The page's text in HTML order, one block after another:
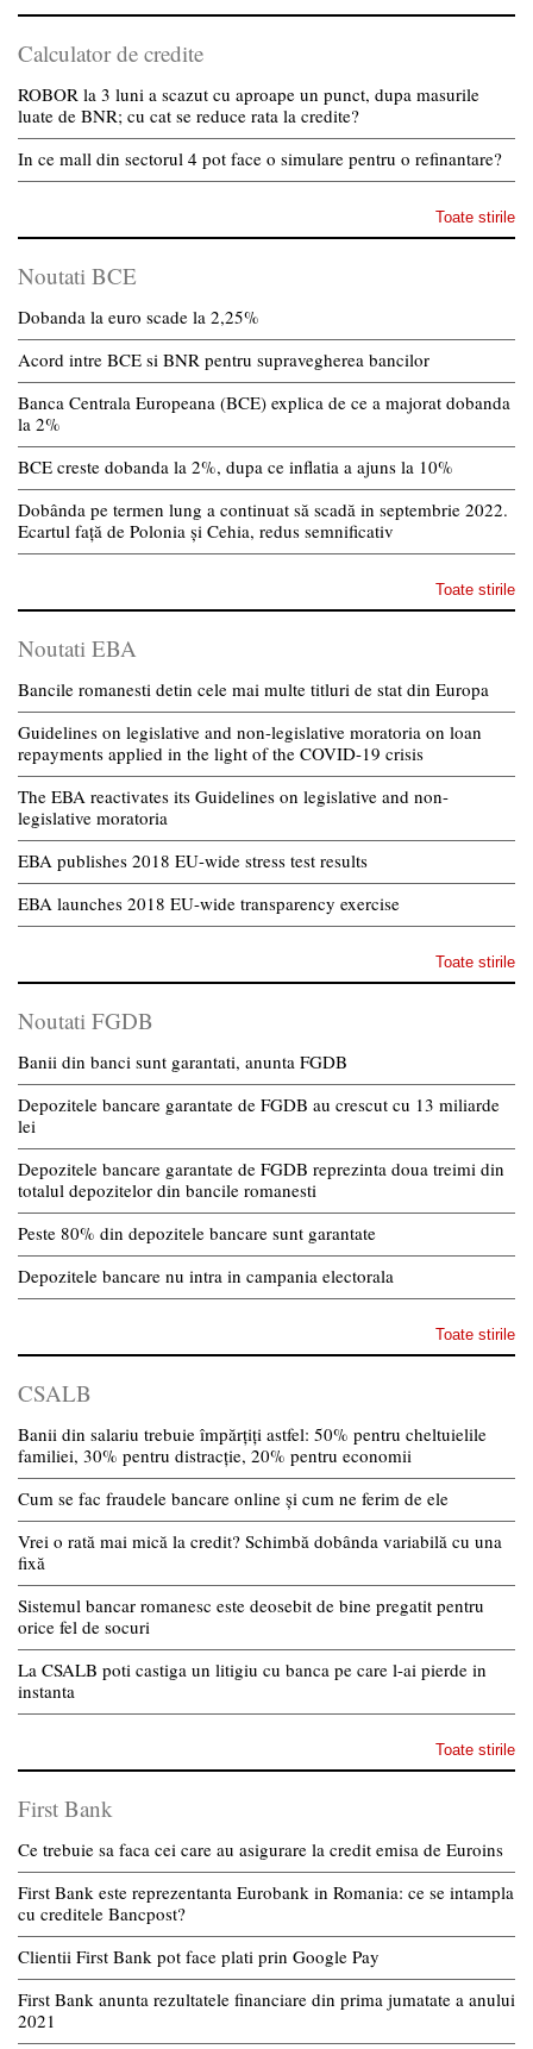
Calculator de credite
ROBOR la 3 luni a scazut cu aproape un punct, dupa masurile
luate de BNR; cu cat se reduce rata la credite?
In ce mall din sectorul 4 pot face o simulare pentru o refinantare?
Toate stirile
Noutati BCE
Dobanda la euro scade la 2,25%
Acord intre BCE si BNR pentru supravegherea bancilor
Banca Centrala Europeana (BCE) explica de ce a majorat dobanda
la 2%
BCE creste dobanda la 2%, dupa ce inflatia a ajuns la 10%
Dobânda pe termen lung a continuat să scadă in septembrie 2022.
Ecartul față de Polonia și Cehia, redus semnificativ
Toate stirile
Noutati EBA
Bancile romanesti detin cele mai multe titluri de stat din Europa
Guidelines on legislative and non-legislative moratoria on loan
repayments applied in the light of the COVID-19 crisis
The EBA reactivates its Guidelines on legislative and non-
legislative moratoria
EBA publishes 2018 EU-wide stress test results
EBA launches 2018 EU-wide transparency exercise
Toate stirile
Noutati FGDB
Banii din banci sunt garantati, anunta FGDB
Depozitele bancare garantate de FGDB au crescut cu 13 miliarde
lei
Depozitele bancare garantate de FGDB reprezinta doua treimi din
totalul depozitelor din bancile romanesti
Peste 80% din depozitele bancare sunt garantate
Depozitele bancare nu intra in campania electorala
Toate stirile
CSALB
Banii din salariu trebuie împărțiți astfel: 50% pentru cheltuielile
familiei, 30% pentru distracție, 20% pentru economii
Cum se fac fraudele bancare online și cum ne ferim de ele
Vrei o rată mai mică la credit? Schimbă dobânda variabilă cu una
fixă
Sistemul bancar romanesc este deosebit de bine pregatit pentru
orice fel de socuri
La CSALB poti castiga un litigiu cu banca pe care l-ai pierde in
instanta
Toate stirile
First Bank
Ce trebuie sa faca cei care au asigurare la credit emisa de Euroins
First Bank este reprezentanta Eurobank in Romania: ce se intampla
cu creditele Bancpost?
Clientii First Bank pot face plati prin Google Pay
First Bank anunta rezultatele financiare din prima jumatate a anului
2021